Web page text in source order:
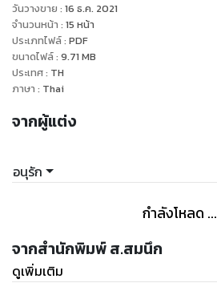
วันวางขาย : 16 ธ.ค. 2021
จำนวนหน้า : 15 หน้า
ประเภทไฟล์: PDF
ขนาดไฟล์: 9.71 MB
ประเทศ: TH
ภาษา : Thai
จากผู้แต่ง
อนุรัก
กำลังโหลด ...
จากสำนักพิมพ์ ส.สมนึก
ดูเพิ่มเติม